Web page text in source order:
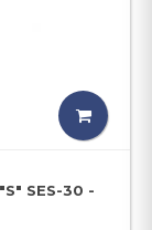
SES-30 -